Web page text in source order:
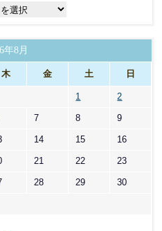
年8月
木 金 土 日
1 2
7 8 9
14 15 16
21 22 23
28 29 30